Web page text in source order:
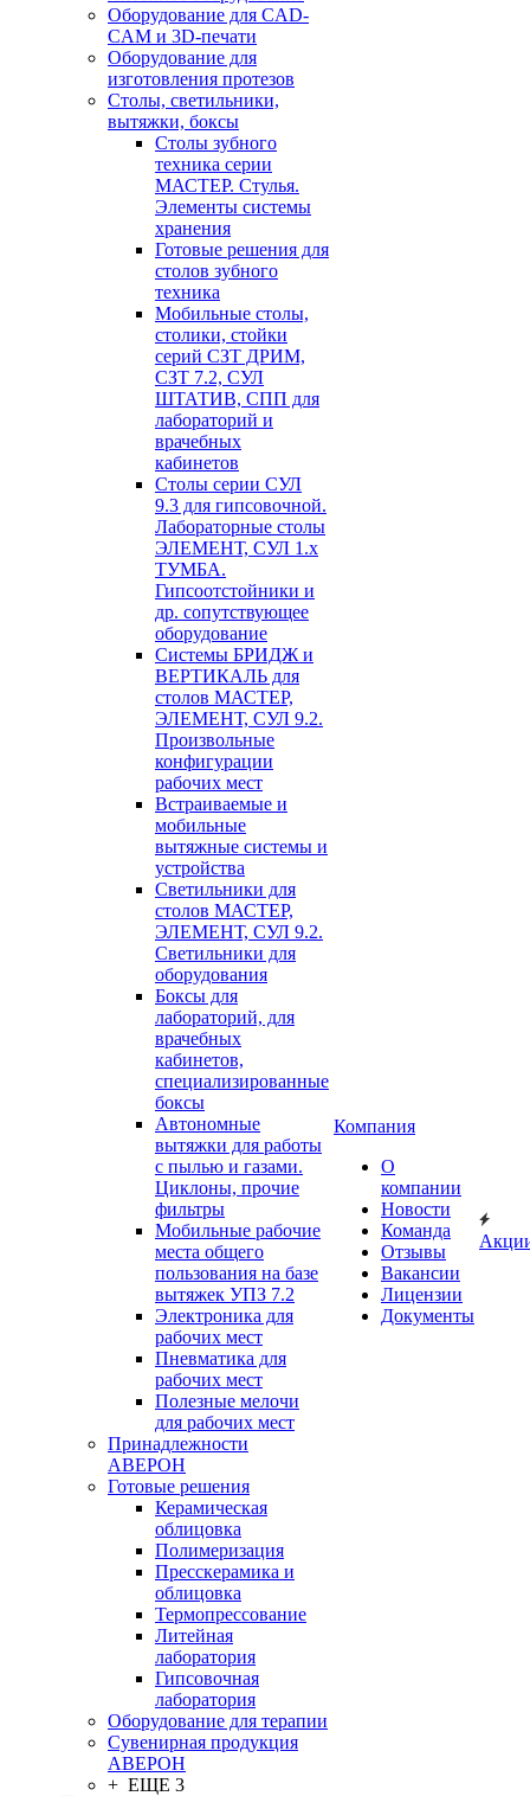
Оборудование для CAD-
CAM и 3D-печати
Оборудование для
изготовления протезов
Cтолы, светильники,
вытяжки, боксы
Столы зубного
техника серии
МАСТЕР. Стулья.
Элементы системы
хранения
Готовые решения для
столов зубного
техника
Мобильные столы,
столики, стойки
серий СЗТ ДРИМ,
СЗТ 7.2, СУЛ
ШТАТИВ, СПП для
лабораторий и
врачебных
кабинетов
Столы серии СУЛ
9.3 для гипсовочной.
Лабораторные столы
ЭЛЕМЕНТ, СУЛ 1.х
ТУМБА.
Гипсоотстойники и
др. сопутствующее
оборудование
Системы БРИДЖ и
ВЕРТИКАЛЬ для
столов МАСТЕР,
ЭЛЕМЕНТ, СУЛ 9.2.
Произвольные
конфигурации
рабочих мест
Встраиваемые и
мобильные
вытяжные системы и
устройства
Светильники для
столов МАСТЕР,
ЭЛЕМЕНТ, СУЛ 9.2.
Светильники для
оборудования
Боксы для
лабораторий, для
врачебных
кабинетов,
специализированные
боксы
Автономные
вытяжки для работы
с пылью и газами.
Циклоны, прочие
фильтры
Мобильные рабочие
места общего
пользования на базе
вытяжек УПЗ 7.2
Электроника для
рабочих мест
Пневматика для
рабочих мест
Полезные мелочи
для рабочих мест
Принадлежности
АВЕРОН
Готовые решения
Керамическая
облицовка
Полимеризация
Пресскерамика и
облицовка
Термопрессование
Литейная
лаборатория
Гипсовочная
лаборатория
Оборудование для терапии
Сувенирная продукция
АВЕРОН
+ ЕЩЕ 3
Компания
О
компании
Новости
Команда
Отзывы
Вакансии
Лицензии
Документы